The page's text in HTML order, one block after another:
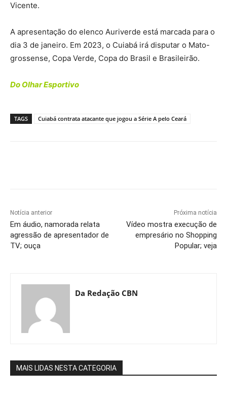
Vicente.
A apresentação do elenco Auriverde está marcada para o
dia 3 de janeiro. Em 2023, o Cuiabá irá disputar o Mato-
grossense, Copa Verde, Copa do Brasil e Brasileirão.
Do Olhar Esportivo
TAGS Cuiabá contrata atacante que jogou a Série A pelo Ceará
Notícia anterior
Em áudio, namorada relata
agressão de apresentador de
TV; ouça
Próxima notícia
Vídeo mostra execução de
empresário no Shopping
Popular; veja
Da Redação CBN
MAIS LIDAS NESTA CATEGORIA